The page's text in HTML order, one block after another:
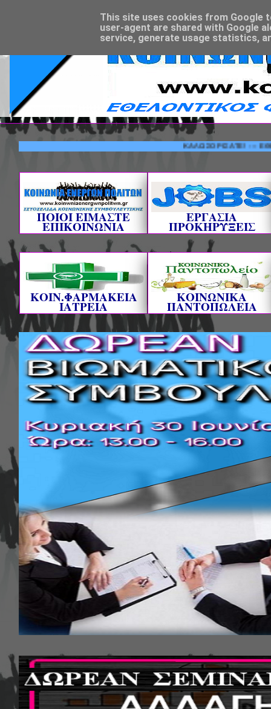
ΚΑΛΩΣΟΡΙΣΑΤΕ! ---
ΠΟΙΟΙ ΕΙΜΑΣΤΕ
ΕΠΙΚΟΙΝΩΝΙΑ
ΕΡΓΑΣΙΑ
ΠΡΟΚΗΡΥΞΕΙΣ
ΚΟΙΝ.ΦΑΡΜΑΚΕΙΑ
ΙΑΤΡΕΙΑ
ΚΟΙΝΩΝΙΚΑ
ΠΑΝΤΟΠΩΛΕΙΑ
This site uses cookies from Google
user-agent are shared with Google
service, generate usage statistics,